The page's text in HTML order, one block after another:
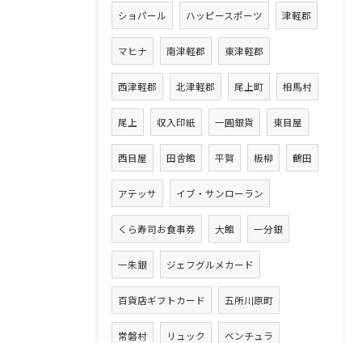
ショパール ハッピースポーツ 津軽郡
マヒナ 南津軽郡 東津軽郡
西津軽郡 北津軽郡 尾上町 相馬村
尾上 収入印紙 一圓銀貨 東目屋
西目屋 田舎館 平賀 板柳 鶴田
アテッサ イブ・サンローラン
くら寿司お食事券 大館 一分銀
一朱銀 ジェフグルメカード
百貨店ギフトカード 五所川原町
常磐村 リュック ベンチュラ